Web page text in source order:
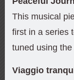
This musical
first in a series
tuned using
Viaggio